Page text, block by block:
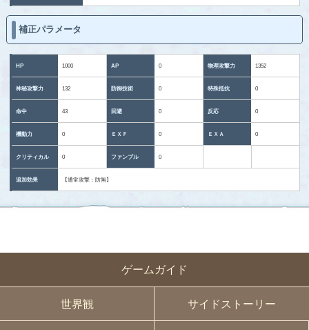
ゲームガイド
世界観 サイドストーリー
補正パラメータ
HP 1000 AP 0 物理攻撃力 1352
神秘攻撃力 132 防御技術 0 特殊抵抗 0
命中 43 回避 0 反応 0
機動力 0 ＥＸＦ 0 ＥＸＡ 0
クリティカル 0 ファンブル 0
追加効果 【通常攻撃：防無】